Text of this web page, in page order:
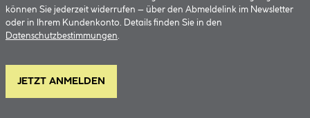
können Sie jederzeit widerrufen – über den Abmeldelink im Newsletter
oder in Ihrem Kundenkonto. Details finden Sie in den
Datenschutzbestimmungen.
JETZT ANMELDEN